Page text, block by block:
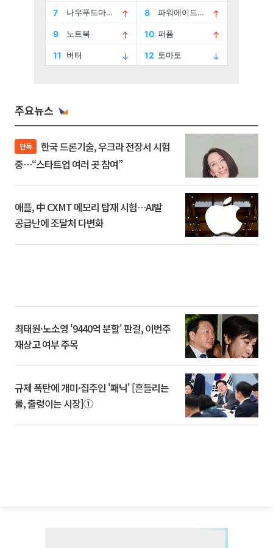
주요뉴스
단독
중…“스타트업 여러 곳 참여”
애플, 中 CXMT 메모리 탑재 시험…AI발
공급난에 조달처 다변화
최태원·노소영 '9440억 분할' 판결, 이번주
재상고 여부 주목
규제 폭탄에 개미·집주인 '패닉' [흔들리는
룰, 출렁이는 시장]①